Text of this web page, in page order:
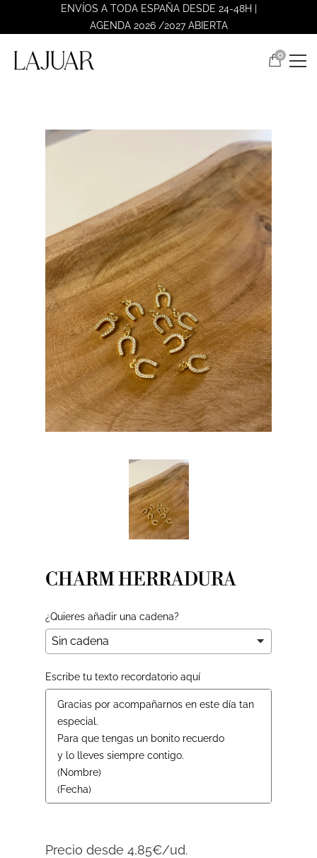
ENVÍOS A TODA ESPAÑA DESDE 24-48H |
AGENDA 2026 /2027 ABIERTA
0
CHARM HERRADURA
¿Quieres añadir una cadena?
Escribe tu texto recordatorio aquí
Precio desde 4,85€/ud.